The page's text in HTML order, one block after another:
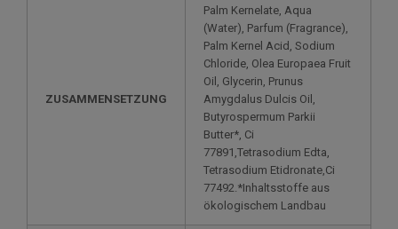
ZUSAMMENSETZUNG
Palm Kernelate, Aqua
(Water), Parfum (Fragrance),
Palm Kernel Acid, Sodium
Chloride, Olea Europaea Fruit
Oil, Glycerin, Prunus
Amygdalus Dulcis Oil,
Butyrospermum Parkii
Butter*, Ci
77891,Tetrasodium Edta,
Tetrasodium Etidronate,Ci
77492.*Inhaltsstoffe aus
ökologischem Landbau